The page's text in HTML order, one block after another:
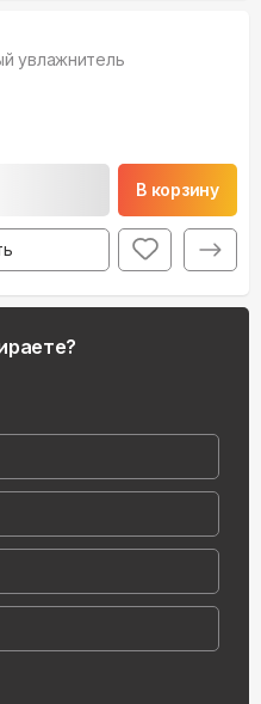
увлажнитель
В корзину